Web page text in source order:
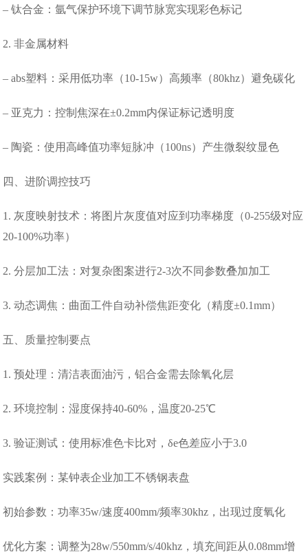
– 钛合金：氩气保护环境下调节脉宽实现彩色标记
2. 非金属材料
– abs塑料：采用低功率（10-15w）高频率（80khz）避免碳化
– 亚克力：控制焦深在±0.2mm内保证标记透明度
– 陶瓷：使用高峰值功率短脉冲（100ns）产生微裂纹显色
四、进阶调控技巧
1. 灰度映射技术：将图片灰度值对应到功率梯度（0-255级对应
20-100%功率）
2. 分层加工法：对复杂图案进行2-3次不同参数叠加加工
3. 动态调焦：曲面工件自动补偿焦距变化（精度±0.1mm）
五、质量控制要点
1. 预处理：清洁表面油污，铝合金需去除氧化层
2. 环境控制：湿度保持40-60%，温度20-25℃
3. 验证测试：使用标准色卡比对，δe色差应小于3.0
实践案例：某钟表企业加工不锈钢表盘
初始参数：功率35w/速度400mm/频率30khz，出现过度氧化
优化方案：调整为28w/550mm/s/40khz，填充间距从0.08mm增